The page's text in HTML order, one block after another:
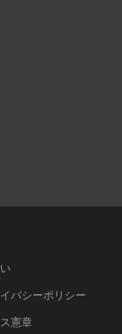
バシーポリシー
憲章